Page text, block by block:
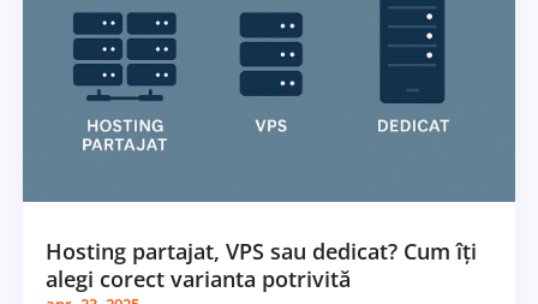
Hosting partajat, VPS sau dedicat? Cum îți
alegi corect varianta potrivită